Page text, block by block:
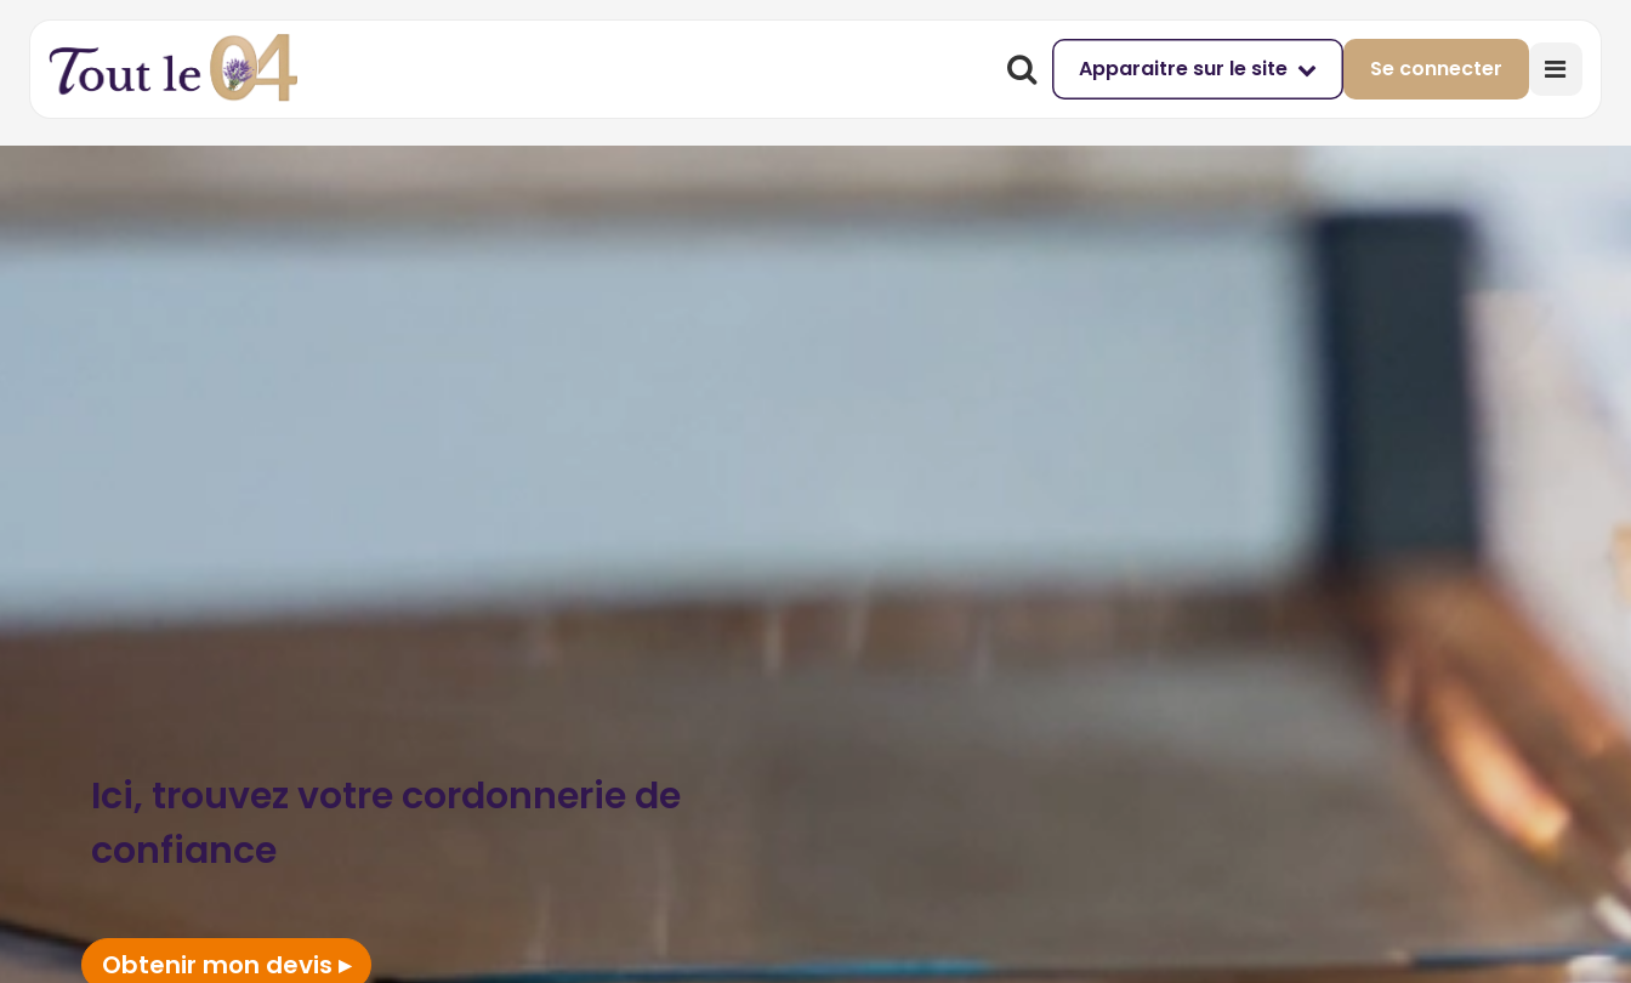
Apparaitre sur le site Se connecter
Ici, trouvez votre cordonnerie de
confiance
Obtenir mon devis